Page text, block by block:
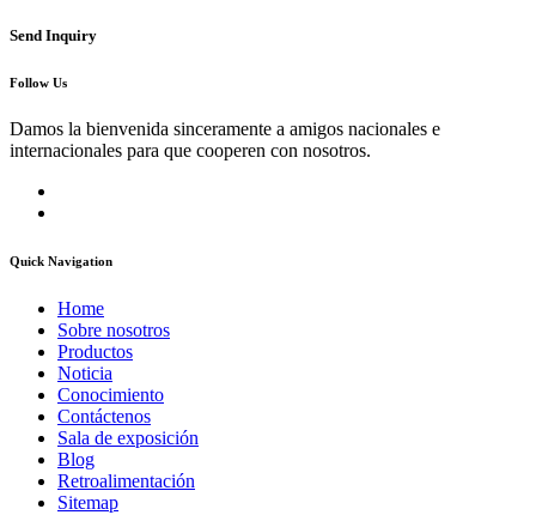
Send Inquiry
Follow Us
Damos la bienvenida sinceramente a amigos nacionales e
internacionales para que cooperen con nosotros.
Quick Navigation
Home
Sobre nosotros
Productos
Noticia
Conocimiento
Contáctenos
Sala de exposición
Blog
Retroalimentación
Sitemap